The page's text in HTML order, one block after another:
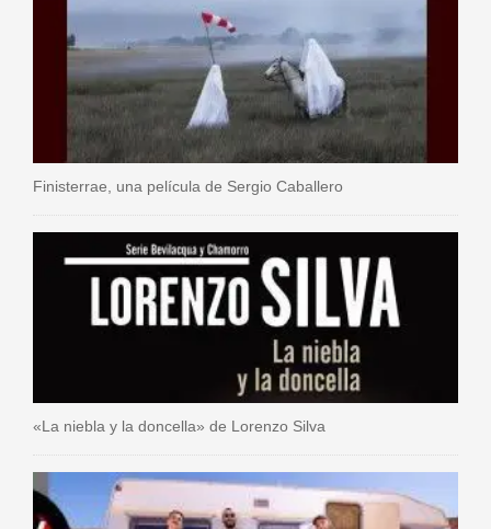
Finisterrae, una película de Sergio Caballero
«La niebla y la doncella» de Lorenzo Silva